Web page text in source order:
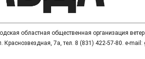
областная общественная организация
Краснозвездная, 7а, тел. 8 (831) 422-57-80. e-